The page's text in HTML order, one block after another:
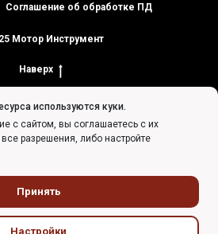
Соглашение об обработке ПД
Мотор Инструмент
Наверх
используются куки.
с сайтом, вы соглашаетесь с их
разрешения, либо настройте
Принять
Настройки